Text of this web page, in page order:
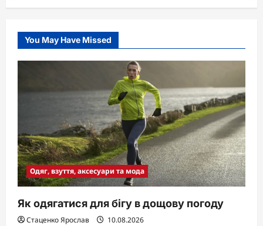
You May Have Missed
Одяг, взуття, аксесуари та мода
Як одягатися для бігу в дощову погоду
Стаценко Ярослав 10.08.2026